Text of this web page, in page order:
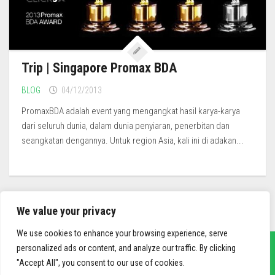
We value your privacy
We use cookies to enhance your browsing experience, serve
personalized ads or content, and analyze our traffic. By clicking
"Accept All", you consent to our use of cookies.
Trip | Singapore Promax BDA
BLOG 04/12/2013
PromaxBDA adalah event yang mengangkat hasil karya-karya
dari seluruh dunia, dalam dunia penyiaran, penerbitan dan
seangkatan dengannya. Untuk region Asia, kali ini di adakan...
sief3r.com